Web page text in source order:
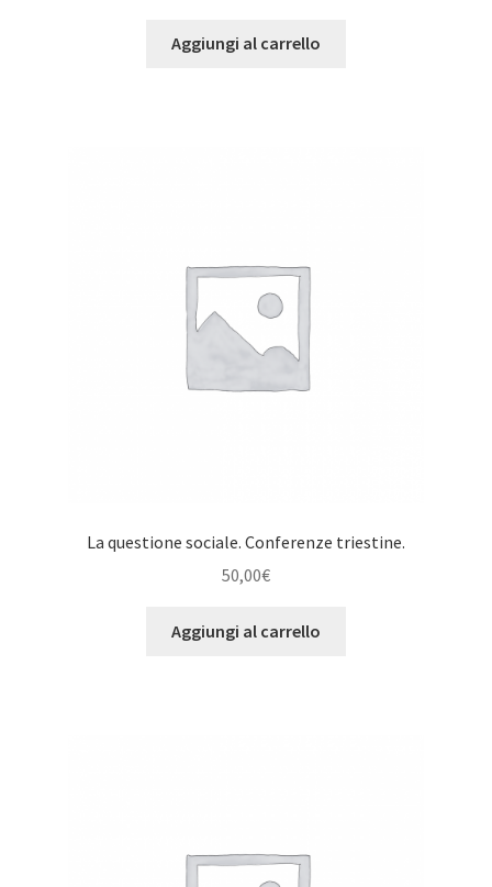
Aggiungi al carrello
La questione sociale. Conferenze triestine.
50,00€
Aggiungi al carrello